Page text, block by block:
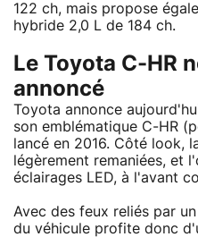
122 ch, mais propose
hybride 2,0 L de 184 ch.
Le Toyota C-HR
annoncé
Toyota annonce
son emblématique C-HR
lancé en 2016. Côté look,
légèrement remaniées, et
éclairages LED, à l'avant
Avec des feux reliés par
du véhicule profite donc